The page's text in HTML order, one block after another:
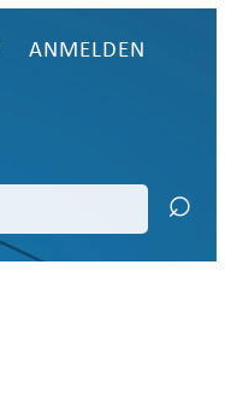
ANMELDEN